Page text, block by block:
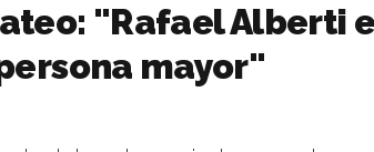
"Rafael Alberti
mayor"